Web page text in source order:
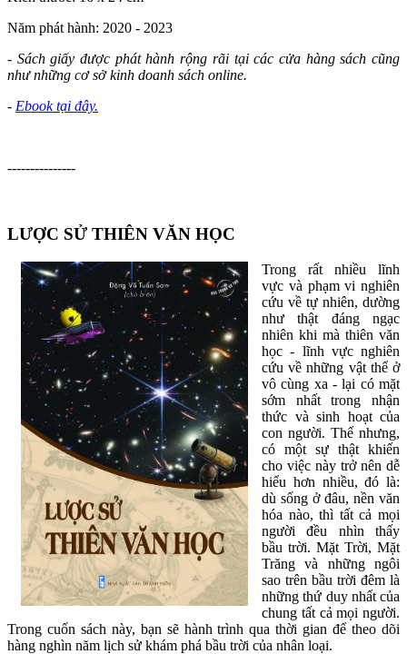
Năm phát hành: 2020 - 2023
- Sách giấy được phát hành rộng rãi tại các cửa hàng sách cũng
như những cơ sở kinh doanh sách online.
- Ebook tại đây.
---------------
LƯỢC SỬ THIÊN VĂN HỌC
Trong rất nhiều lĩnh
vực và phạm vi nghiên
cứu về tự nhiên, dường
như thật đáng ngạc
nhiên khi mà thiên văn
học - lĩnh vực nghiên
cứu về những vật thể ở
vô cùng xa - lại có mặt
sớm nhất trong nhận
thức và sinh hoạt của
con người. Thế nhưng,
có một sự thật khiến
cho việc này trở nên dễ
hiểu hơn nhiều, đó là:
dù sống ở đâu, nền văn
hóa nào, thì tất cả mọi
người đều nhìn thấy
bầu trời. Mặt Trời, Mặt
Trăng và những ngôi
sao trên bầu trời đêm là
những thứ duy nhất của
chung tất cả mọi người.
Trong cuốn sách này, bạn sẽ hành trình qua thời gian để theo dõi
hàng nghìn năm lịch sử khám phá bầu trời của nhân loại.